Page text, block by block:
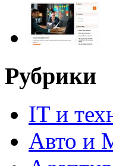
Рубрики
IT и
Авто и